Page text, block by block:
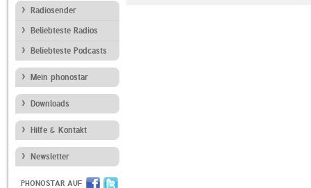
Radiosender
Beliebteste Radios
Beliebteste Podcasts
Mein phonostar
Downloads
Hilfe & Kontakt
Newsletter
PHONOSTAR AUF